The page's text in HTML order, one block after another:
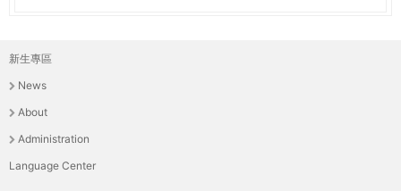
主
選
單
新生專區
News
About
Administration
Language Center